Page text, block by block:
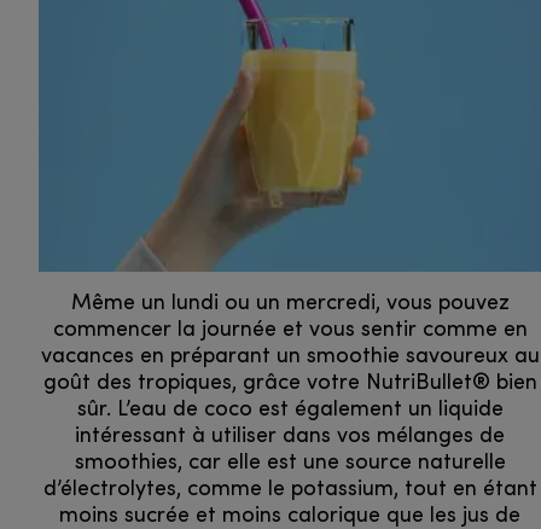
Même un lundi ou un mercredi, vous pouvez
commencer la journée et vous sentir comme en
vacances en préparant un smoothie savoureux au
goût des tropiques, grâce votre NutriBullet® bien
sûr. L’eau de coco est également un liquide
intéressant à utiliser dans vos mélanges de
smoothies, car elle est une source naturelle
d’électrolytes, comme le potassium, tout en étant
moins sucrée et moins calorique que les jus de